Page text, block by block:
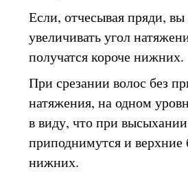
Если, отчесывая пряди, вы
увеличивать угол
получатся короче нижних.
При срезании волос без
натяжения, на одном
в виду, что при
приподнимутся и верхние
нижних.